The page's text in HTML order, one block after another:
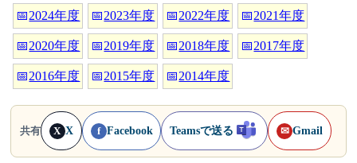
📅2024年度 📅2023年度 📅2022年度 📅2021年度
📅2020年度 📅2019年度 📅2018年度 📅2017年度
📅2016年度 📅2015年度 📅2014年度
共有 X X f Facebook Teamsで送る ✉ Gmail